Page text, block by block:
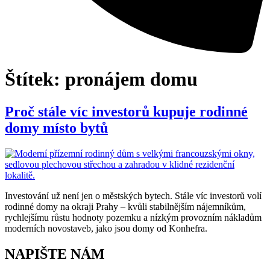
Štítek: pronájem domu
Proč stále víc investorů kupuje rodinné
domy místo bytů
Investování už není jen o městských bytech. Stále víc investorů volí
rodinné domy na okraji Prahy – kvůli stabilnějším nájemníkům,
rychlejšímu růstu hodnoty pozemku a nízkým provozním nákladům
moderních novostaveb, jako jsou domy od Konhefra.
NAPIŠTE NÁM